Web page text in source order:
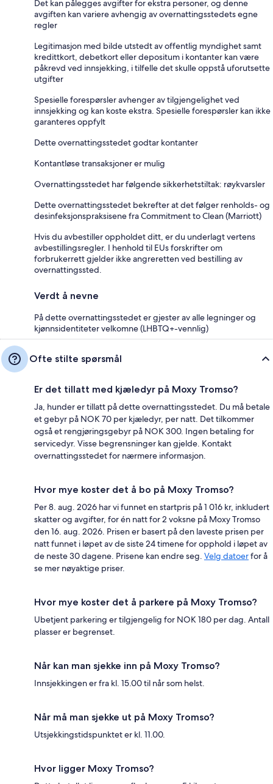
Det kan pålegges avgifter for ekstra personer, og denne
avgiften kan variere avhengig av overnattingsstedets egne
regler
Legitimasjon med bilde utstedt av offentlig myndighet samt
kredittkort, debetkort eller depositum i kontanter kan være
påkrevd ved innsjekking, i tilfelle det skulle oppstå uforutsette
utgifter
Spesielle forespørsler avhenger av tilgjengelighet ved
innsjekking og kan koste ekstra. Spesielle forespørsler kan ikke
garanteres oppfylt
Dette overnattingsstedet godtar kontanter
Kontantløse transaksjoner er mulig
Overnattingsstedet har følgende sikkerhetstiltak: røykvarsler
Dette overnattingsstedet bekrefter at det følger renholds- og
desinfeksjonspraksisene fra Commitment to Clean (Marriott)
Hvis du avbestiller oppholdet ditt, er du underlagt vertens
avbestillingsregler. I henhold til EUs forskrifter om
forbrukerrett gjelder ikke angreretten ved bestilling av
overnattingssted.
Verdt å nevne
På dette overnattingsstedet er gjester av alle legninger og
kjønnsidentiteter velkomne (LHBTQ+-vennlig)
Ofte stilte spørsmål
Er det tillatt med kjæledyr på Moxy Tromso?
Ja, hunder er tillatt på dette overnattingsstedet. Du må betale
et gebyr på NOK 70 per kjæledyr, per natt. Det tilkommer
også et rengjøringsgebyr på NOK 300. Ingen betaling for
servicedyr. Visse begrensninger kan gjelde. Kontakt
overnattingsstedet for nærmere informasjon.
Hvor mye koster det å bo på Moxy Tromso?
Per 8. aug. 2026 har vi funnet en startpris på 1 016 kr, inkludert
skatter og avgifter, for én natt for 2 voksne på Moxy Tromso
den 16. aug. 2026. Prisen er basert på den laveste prisen per
natt funnet i løpet av de siste 24 timene for opphold i løpet av
de neste 30 dagene. Prisene kan endre seg. Velg datoerfor å
se mer nøyaktige priser.
Hvor mye koster det å parkere på Moxy Tromso?
Ubetjent parkering er tilgjengelig for NOK 180 per dag. Antall
plasser er begrenset.
Når kan man sjekke inn på Moxy Tromso?
Innsjekkingen er fra kl. 15.00 til når som helst.
Når må man sjekke ut på Moxy Tromso?
Utsjekkingstidspunktet er kl. 11.00.
Hvor ligger Moxy Tromso?